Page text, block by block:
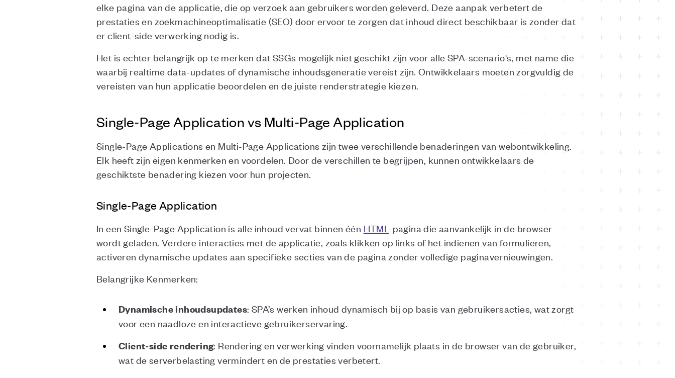
elke pagina van de applicatie, die op verzoek aan gebruikers worden geleverd. Deze aanpak verbetert de
prestaties en zoekmachineoptimalisatie (SEO) door ervoor te zorgen dat inhoud direct beschikbaar is zonder dat
er client-side verwerking nodig is.
Het is echter belangrijk op te merken dat SSGs mogelijk niet geschikt zijn voor alle SPA-scenario's, met name die
waarbij realtime data-updates of dynamische inhoudsgeneratie vereist zijn. Ontwikkelaars moeten zorgvuldig de
vereisten van hun applicatie beoordelen en de juiste renderstrategie kiezen.
Single-Page Application vs Multi-Page Application
Single-Page Applications en Multi-Page Applications zijn twee verschillende benaderingen van webontwikkeling.
Elk heeft zijn eigen kenmerken en voordelen. Door de verschillen te begrijpen, kunnen ontwikkelaars de
geschiktste benadering kiezen voor hun projecten.
Single-Page Application
In een Single-Page Application is alle inhoud vervat binnen één HTML -pagina die aanvankelijk in de browser
wordt geladen. Verdere interacties met de applicatie, zoals klikken op links of het indienen van formulieren,
activeren dynamische updates aan specifieke secties van de pagina zonder volledige paginavernieuwingen.
Belangrijke Kenmerken:
Dynamische inhoudsupdates: SPA’s werken inhoud dynamisch bij op basis van gebruikersacties, wat zorgt
voor een naadloze en interactieve gebruikerservaring.
Client-side rendering: Rendering en verwerking vinden voornamelijk plaats in de browser van de gebruiker,
wat de serverbelasting vermindert en de prestaties verbetert.